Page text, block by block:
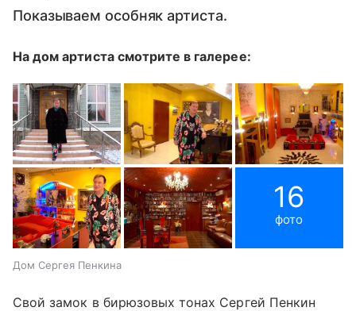
Показываем особняк артиста.
На дом артиста смотрите в галерее:
16
фото
Дом Сергея Пенкина
Свой замок в бирюзовых тонах Сергей Пенкин